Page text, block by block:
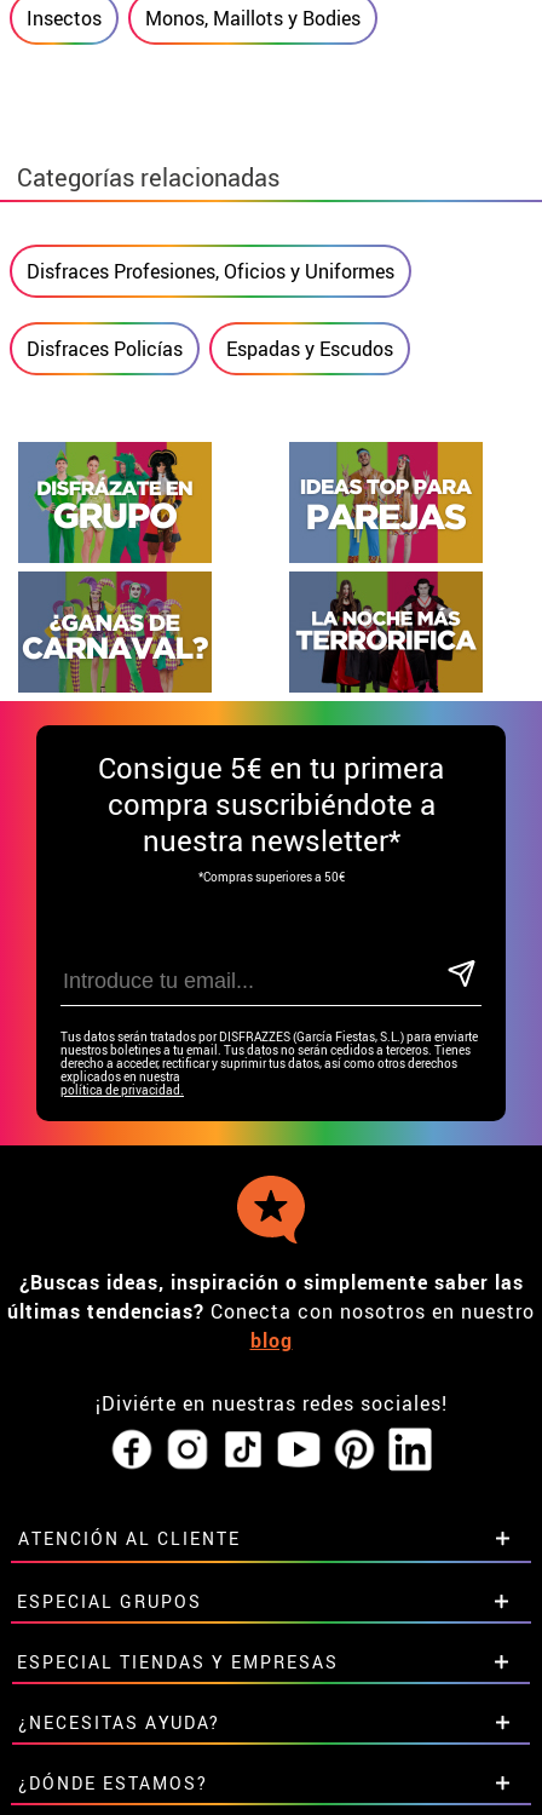
Insectos Monos, Maillots y Bodies
Categorías relacionadas
Disfraces Profesiones, Oficios y Uniformes
Disfraces Policías Espadas y Escudos
Consigue 5€ en tu primera
compra suscribiéndote a
nuestra newsletter*
*Compras superiores a 50€
Tus datos serán tratados por DISFRAZZES (García Fiestas, S.L.) para enviarte
nuestros boletines a tu email. Tus datos no serán cedidos a terceros. Tienes
derecho a acceder, rectificar y suprimir tus datos, así como otros derechos
explicados en nuestra
política de privacidad.
¿Buscas ideas, inspiración o simplemente saber las
últimas tendencias? Conecta con nosotros en nuestro
blog
¡Diviérte en nuestras redes sociales!
ATENCIÓN AL CLIENTE
• Horario tienda IBI
•Descuento estudiantes
• Sobre nosotros
• Condiciones de venta
• Aviso legal yPrivacidad
• Atencion al cliente
• Uso de Cookies
•Configuración de cookies
ESPECIAL GRUPOS
Descuentos especiales para grupos.
Contáctanos aquí
ESPECIAL TIENDAS Y EMPRESAS
Descuentos exclusivos para tiendas y empresas.
Contáctanos aquí
¿NECESITAS AYUDA?
Aún no he hecho mi pedido
¿DÓNDE ESTAMOS?